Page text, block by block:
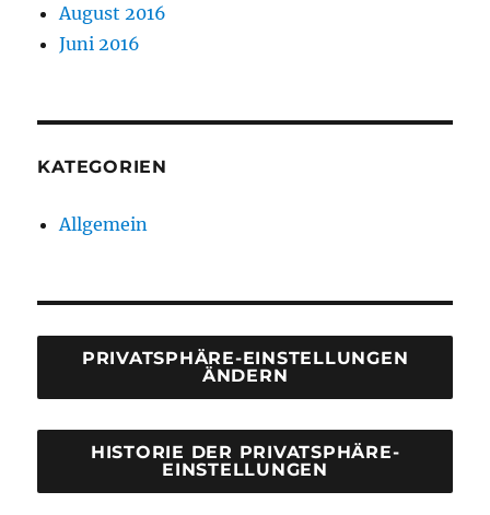
August 2016
Juni 2016
KATEGORIEN
Allgemein
PRIVATSPHÄRE-EINSTELLUNGEN
ÄNDERN
HISTORIE DER PRIVATSPHÄRE-
EINSTELLUNGEN